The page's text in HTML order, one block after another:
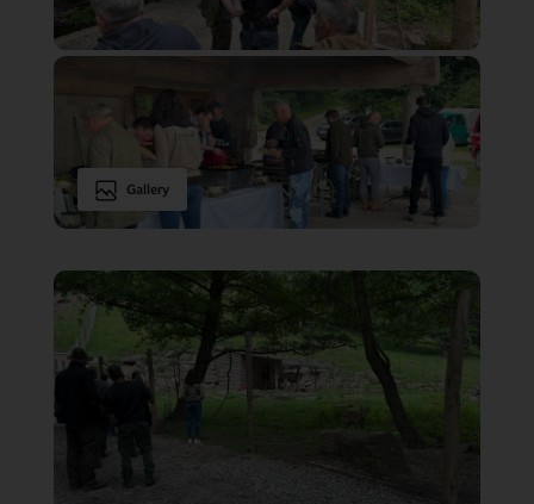
Gallery